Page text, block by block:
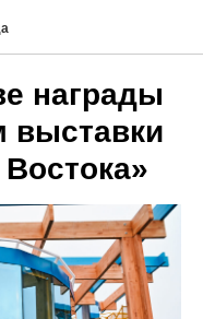
награды
выставки